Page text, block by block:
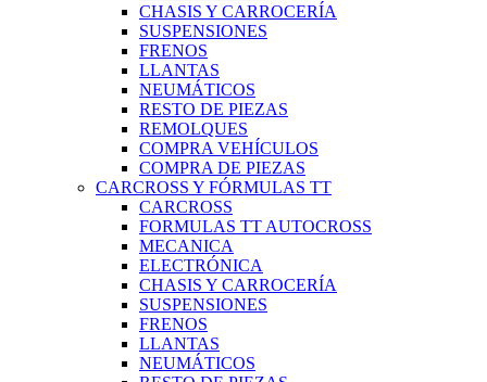
CHASIS Y CARROCERÍA
SUSPENSIONES
FRENOS
LLANTAS
NEUMÁTICOS
RESTO DE PIEZAS
REMOLQUES
COMPRA VEHÍCULOS
COMPRA DE PIEZAS
CARCROSS Y FÓRMULAS TT
CARCROSS
FORMULAS TT AUTOCROSS
MECANICA
ELECTRÓNICA
CHASIS Y CARROCERÍA
SUSPENSIONES
FRENOS
LLANTAS
NEUMÁTICOS